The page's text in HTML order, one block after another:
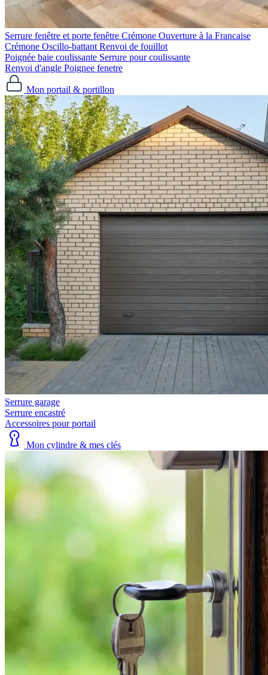
Serrure fenêtre et porte fenêtre
Crémone Ouverture à la Francaise
Crémone Oscillo-battant Renvoi de fouillot
Poignée baie coulissante Serrure pour coulissante
Renvoi d'angle Poignee fenetre
Mon portail & portillon
Serrure garage
Serrure encastré
Accessoires pour portail
Mon cylindre & mes clés